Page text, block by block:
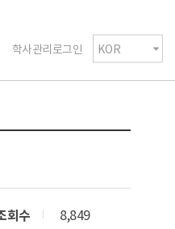
학사관리로그인
회수 8,849